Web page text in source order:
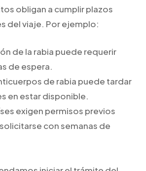
obligan a cumplir plazos
del viaje. Por ejemplo:
de la rabia puede requerir
de espera.
de rabia puede tardar
en estar disponible.
exigen permisos previos
con semanas de